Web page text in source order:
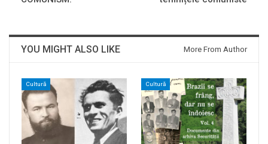
YOU MIGHT ALSO LIKE More From Author
Cultură Cultură